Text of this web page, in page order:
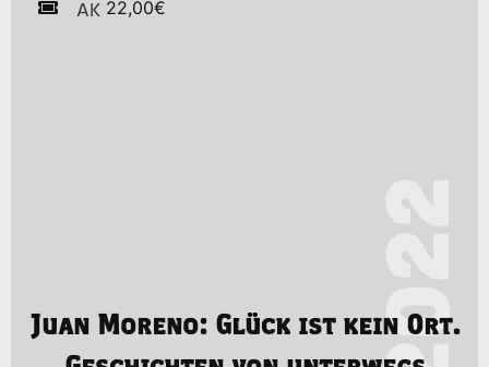
AK 22,00€
Juan Moreno: Glück ist kein Ort.
2022